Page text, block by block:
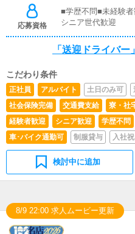
応募資格
■学歴不問■未経験
シニア世代歓迎
「送迎ドライバー」
こだわり条件
正社員 アルバイト 土日のみ可
社会保険完備
交通費支給 寮・社
経験者歓迎
シニア歓迎 学歴不問
車･バイク通勤可
制服貸与 入社
検討中に追加
8/9 22:00 求人ムービー更新